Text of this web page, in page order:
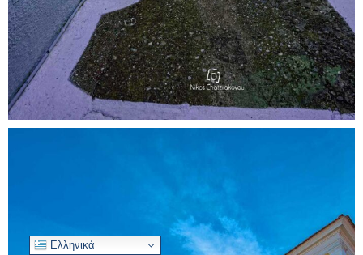
Ελληνικά